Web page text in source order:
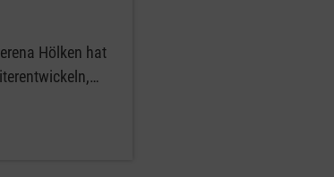
Hölken hat